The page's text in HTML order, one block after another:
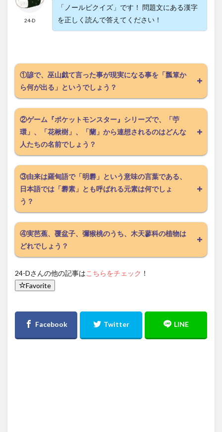
24-D
「ノールビクイズ」です！ 問題文にある漢字
を正しく読んで答えてください！
①諺で、巫山戯て言った事が現実になる事を「瓢箪か
ら何が出る」というでしょう？
②ゲーム『ポケットモンスター』シリーズで、「苧
環」、「花楸樹」、「蘭」から連想されるのはどんな
人たちの名前でしょう？
③由来は羅甸語で「明礬」という意味の言葉である、
日本語では「礬素」とも呼ばれる元素は何でしょ
う？
④実芭蕉、覆盆子、彌猴桃のうち、木天蓼科の植物は
どれでしょう？
24-Dさんの他の記事はこちらをチェック ！
Favorite